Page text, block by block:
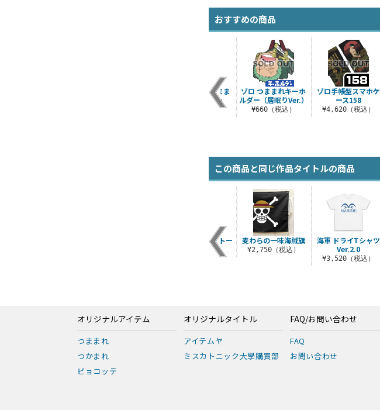
おすすめの商品
ゾロ アクリルつまま
れキーホルダー
¥880（税込）
ゾロ つままれキーホ
ルダー（居眠りVer.）
¥660（税込）
ゾロ手帳型スマホケ
ース158
¥4,620（税込）
この商品と同じ作品タイトルの商品
ギア5 ショルダートー
¥2,200（税込）
麦わらの一味海賊旗
¥2,750（税込）
海軍 ドライTシャツ
Ver.2.0
¥3,520（税込）
オリジナルアイテム
つままれ
つかまれ
ピョコッテ
オリジナルタイトル
アイテムヤ
ミスカトニック大學購買部
FAQ/お問い合わせ
FAQ
お問い合わせ